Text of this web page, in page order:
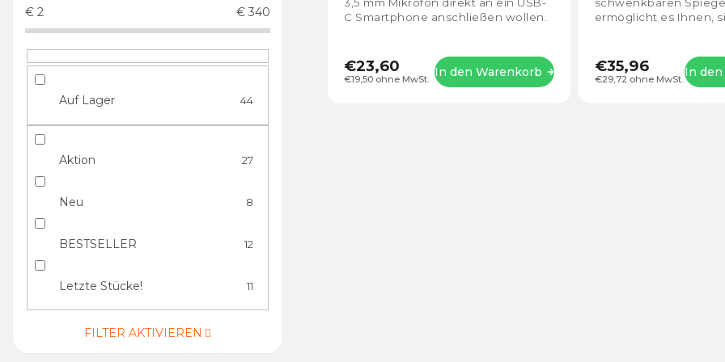
€ 2 € 340
Auf Lager 44
Aktion 27
Neu 8
BESTSELLER 12
Letzte Stücke! 11
FILTER AKTIVIEREN
Sternen.
€19,50 ohne MwSt.
€23,60 In den Warenkorb
3,5 mm Mikrofon direkt an ein USB-
C Smartphone anschließen wollen.
€29,72 ohne MwSt.
€35,96 In
schwenkbaren
ermöglicht es Ihnen,